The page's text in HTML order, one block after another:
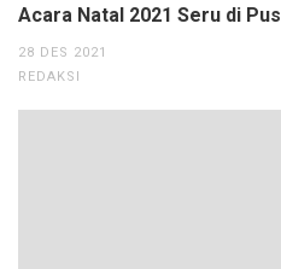
Acara Natal 2021 Seru di
28 DES 2021
REDAKSI